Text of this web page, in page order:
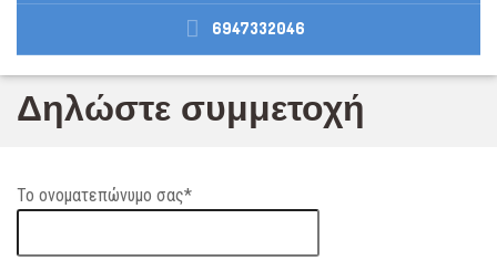
6947332046
Δηλώστε συμμετοχή
Το ονοματεπώνυμο σας*